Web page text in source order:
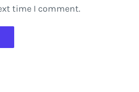
time I comment.